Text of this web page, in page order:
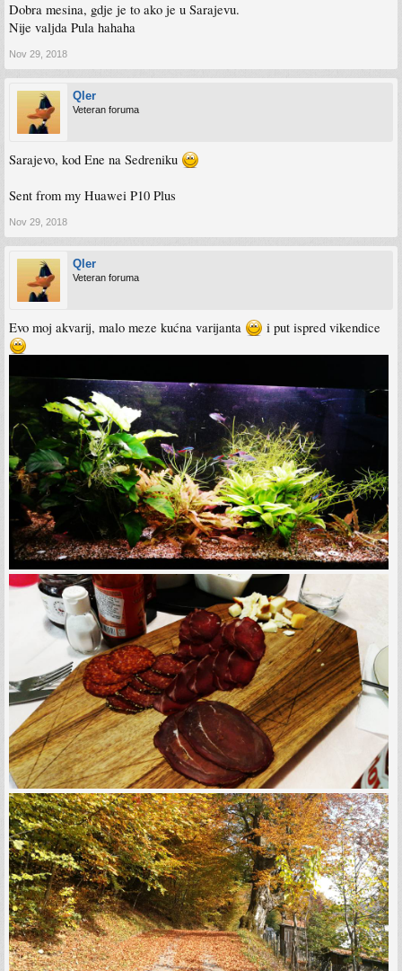
Dobra mesina, gdje je to ako je u Sarajevu.
Nije valjda Pula hahaha
Nov 29, 2018
Qler
Veteran foruma
Sarajevo, kod Ene na Sedreniku
Sent from my Huawei P10 Plus
Nov 29, 2018
Qler
Veteran foruma
Evo moj akvarij, malo meze kućna varijanta i put ispred vikendice